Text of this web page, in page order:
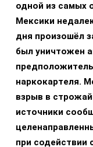
одной из самых
Мексики
дня произошёл
был уничтожен
наркокартеля.
взрыв в
источники
при содействии